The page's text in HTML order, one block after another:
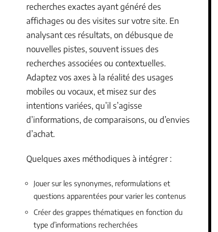
recherches exactes ayant généré des
affichages ou des visites sur votre site. En
analysant ces résultats, on débusque de
nouvelles pistes, souvent issues des
recherches associées ou contextuelles.
Adaptez vos axes à la réalité des usages
mobiles ou vocaux, et misez sur des
intentions variées, qu’il s’agisse
d’informations, de comparaisons, ou d’envies
d’achat.
Quelques axes méthodiques à intégrer :
Jouer sur les synonymes, reformulations et
questions apparentées pour varier les contenus
Créer des grappes thématiques en fonction du
type d’informations recherchées